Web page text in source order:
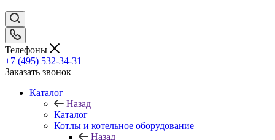
Телефоны
+7 (495) 532‑34‑31
Заказать звонок
Каталог
Назад
Каталог
Котлы и котельное оборудование
Назад